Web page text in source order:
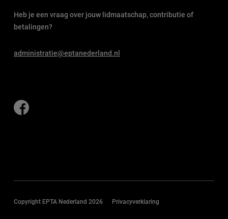
Heb je een vraag over jouw lidmaatschap, contributie of
betalingen?
administratie@eptanederland.nl
Copyright EPTA Nederland 2026 Privacyverklaring